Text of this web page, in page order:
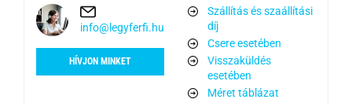
info@legyferfi.hu
HÍVJON MINKET
Szállítás és szaállítási
díj
Csere esetében
Visszaküldés
esetében
Méret táblázat